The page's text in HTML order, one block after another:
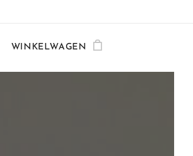
WINKELWAGEN